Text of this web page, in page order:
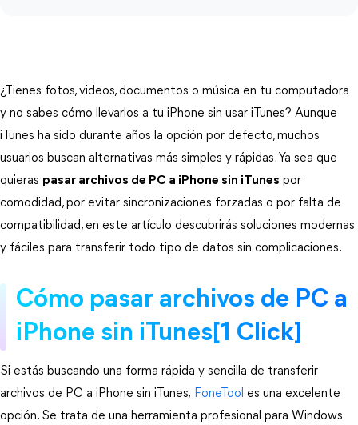
¿Tienes fotos, videos, documentos o música en tu computadora
y no sabes cómo llevarlos a tu iPhone sin usar iTunes? Aunque
iTunes ha sido durante años la opción por defecto, muchos
usuarios buscan alternativas más simples y rápidas. Ya sea que
quieras pasar archivos de PC a iPhone sin iTunes por
comodidad, por evitar sincronizaciones forzadas o por falta de
compatibilidad, en este artículo descubrirás soluciones modernas
y fáciles para transferir todo tipo de datos sin complicaciones.
Cómo pasar archivos de PC a
iPhone sin iTunes[1 Click]
Si estás buscando una forma rápida y sencilla de transferir
archivos de PC a iPhone sin iTunes, FoneTool es una excelente
opción. Se trata de una herramienta profesional para Windows